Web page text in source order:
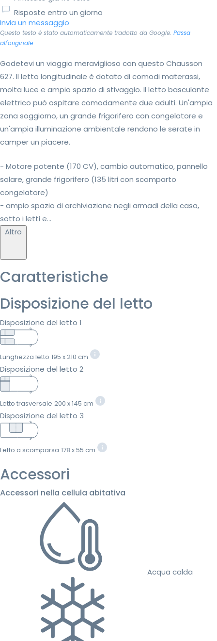
Risposte entro un giorno
Invia un messaggio
Questo testo è stato automaticamente tradotto da Google. Passa
all'originale
Godetevi un viaggio meraviglioso con questo Chausson
627. Il letto longitudinale è dotato di comodi materassi,
molta luce e ampio spazio di stivaggio. Il letto basculante
elettrico può ospitare comodamente due adulti. Un'ampia
zona soggiorno, un grande frigorifero con congelatore e
un'ampia illuminazione ambientale rendono le serate in
camper un piacere.
- Motore potente (170 CV), cambio automatico, pannello
solare, grande frigorifero (135 litri con scomparto
congelatore)
- ampio spazio di archiviazione negli armadi della casa,
sotto i letti e...
Altro
Caratteristiche
Disposizione del letto
Disposizione del letto 1
Lunghezza letto 195 x 210 cm
Disposizione del letto 2
Letto trasversale 200 x 145 cm
Disposizione del letto 3
Letto a scomparsa 178 x 55 cm
Accessori
Accessori nella cellula abitativa
Acqua calda